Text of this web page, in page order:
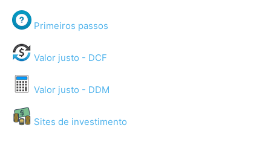
Primeiros passos
Valor justo - DCF
Valor justo - DDM
Sites de investimento